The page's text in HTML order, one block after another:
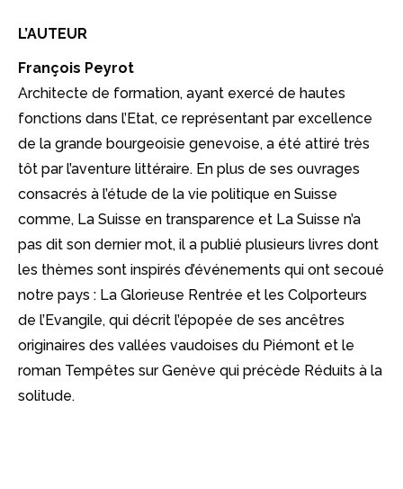
L’AUTEUR
François Peyrot
Architecte de formation, ayant exercé de hautes
fonctions dans l’Etat, ce représentant par excellence
de la grande bourgeoisie genevoise, a été attiré très
tôt par l’aventure littéraire. En plus de ses ouvrages
consacrés à l’étude de la vie politique en Suisse
comme, La Suisse en transparence et La Suisse n’a
pas dit son dernier mot, il a publié plusieurs livres dont
les thèmes sont inspirés d’événements qui ont secoué
notre pays : La Glorieuse Rentrée et les Colporteurs
de l’Evangile, qui décrit l’épopée de ses ancêtres
originaires des vallées vaudoises du Piémont et le
roman Tempêtes sur Genève qui précède Réduits à la
solitude.